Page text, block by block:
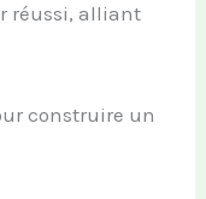
réussi, alliant
construire un